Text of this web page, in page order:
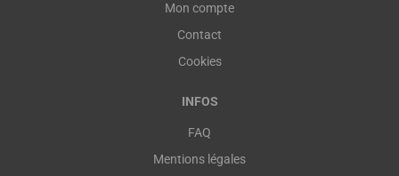
Mon compte
Contact
Cookies
INFOS
FAQ
Mentions légales